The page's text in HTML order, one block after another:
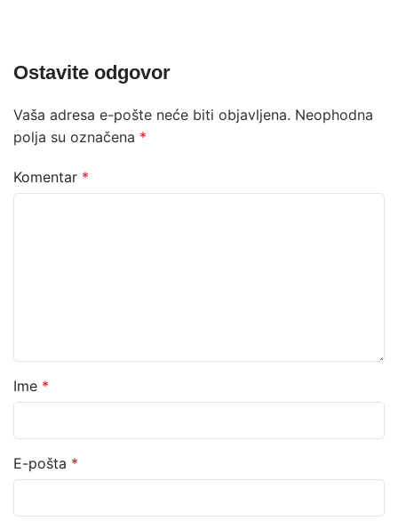
Ostavite odgovor
Vaša adresa e-pošte neće biti objavljena. Neophodna
polja su označena *
Komentar *
Ime *
E-pošta *